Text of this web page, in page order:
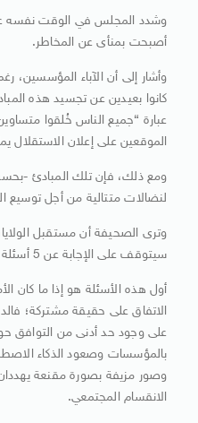
وشدد المجلس في الوقت نفسه على
أصبحت بمنأى عن المخاطر.
وأشار إلى أن الآباء المؤسسين،
كانوا بعيدين عن تجسيد هذه
عبارة “جميع الناس خُلقوا
الموقعين على إعلان الاستقلال
ومع ذلك، فإن تلك المبادئ -
لنضالات متتالية من أجل توسيع
وترى الصحيفة أن مستقبل
سيتوقف على الإجابة عن 5 أسئلة رئيسية.
أول هذه الأسئلة هو إذا ما كان
الاتفاق على حقيقة مشتركة؛
على وجود حد أدنى من التوافق
بالمؤسسات وصعود الذكاء
وصور مزيفة بصورة مقنعة
الانقسام المجتمعي.